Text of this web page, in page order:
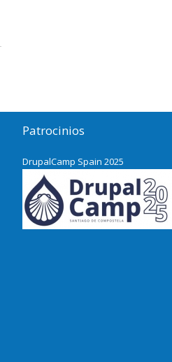
Patrocinios
DrupalCamp Spain 2025